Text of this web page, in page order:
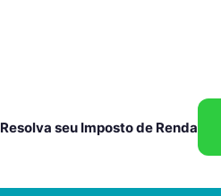
Resolva seu Imposto de Renda